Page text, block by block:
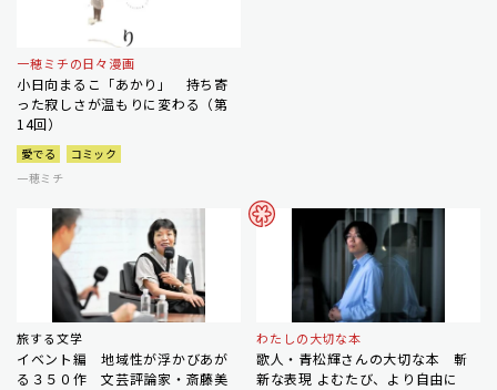
一穂ミチの日々漫画
小日向まるこ「あかり」 持ち寄
った寂しさが温もりに変わる（第
14回）
愛でる
コミック
一穂ミチ
旅する文学
イベント編 地域性が浮かびあが
る３５０作 文芸評論家・斎藤美
わたしの大切な本
歌人・青松輝さんの大切な本 斬
新な表現 よむたび、より自由に